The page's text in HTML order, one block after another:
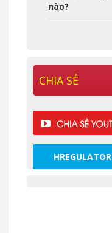
nào?
CHIA SẺ
HREGULATOR